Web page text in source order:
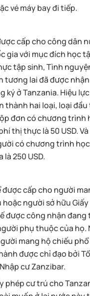
vé máy bay đi tiếp.
cấp cho công dân
gia với mục đích học
tập sinh, Tình
tương lai đã được
ký ở Tanzania. Hiệu
thành hai loại, loại đầu
đơn có chương trình
thị thực là 50 USD.
có chương trình
là 250 USD.
cấp cho người
người sở hữu
được công nhận đang
phụ thuộc của họ.
mang hộ chiếu
được chỉ đạo bởi
cư Zanzibar.
phép cư trú cho